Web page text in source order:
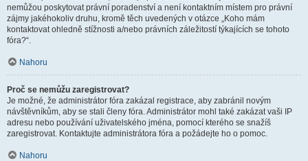
nemůžou poskytovat právní poradenství a není kontaktním místem pro právní
zájmy jakéhokoliv druhu, kromě těch uvedených v otázce „Koho mám
kontaktovat ohledně stížnosti a/nebo právních záležitostí týkajících se tohoto
fóra?“.
Nahoru
Proč se nemůžu zaregistrovat?
Je možné, že administrátor fóra zakázal registrace, aby zabránil novým
návštěvníkům, aby se stali členy fóra. Administrátor mohl také zakázat vaši IP
adresu nebo používání uživatelského jména, pomocí kterého se snažíš
zaregistrovat. Kontaktujte administrátora fóra a požádejte ho o pomoc.
Nahoru